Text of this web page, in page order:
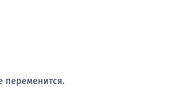
переменится.